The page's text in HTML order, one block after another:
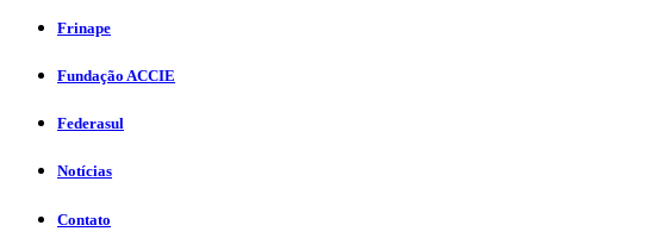
Frinape
Fundação ACCIE
Federasul
Notícias
Contato